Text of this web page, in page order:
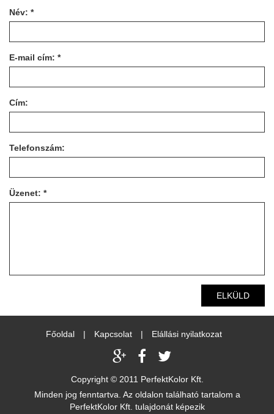
Név: *
E-mail cím: *
Cím:
Telefonszám:
Üzenet: *
ELKÜLD
Főoldal | Kapcsolat | Elállási nyilatkozat
Copyright © 2011 PerfektKolor Kft.
Minden jog fenntartva. Az oldalon található tartalom a
PerfektKolor Kft. tulajdonát képezik